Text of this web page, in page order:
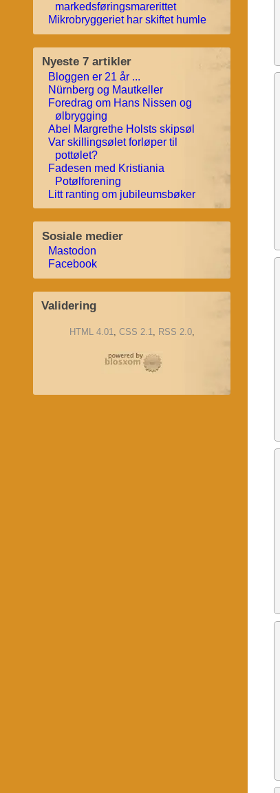
markedsføringsmarerittet
Mikrobryggeriet har skiftet humle
Nyeste 7 artikler
Bloggen er 21 år ...
Nürnberg og Mautkeller
Foredrag om Hans Nissen og
ølbrygging
Abel Margrethe Holsts skipsøl
Var skillingsølet forløper til
pottølet?
Fadesen med Kristiania
Potølforening
Litt ranting om jubileumsbøker
Sosiale medier
Mastodon
Facebook
Validering
HTML 4.01 CSS 2.1 RSS 2.0,